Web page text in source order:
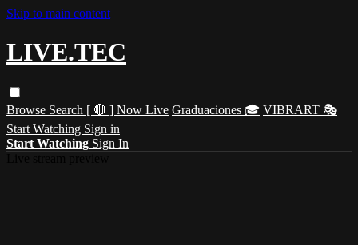
Skip to main content
LIVE.TEC
Browse Search [ 🔴 ] Now Live Graduaciones 🎓 VIBRART 🎭
Start Watching Sign in
Start Watching Sign In